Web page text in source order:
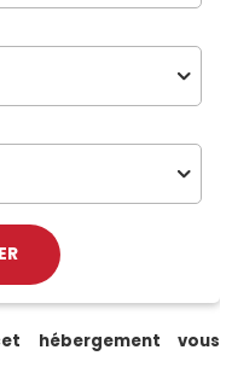
hébergement vous